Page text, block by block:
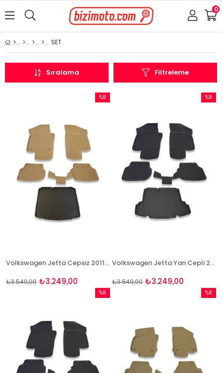
0
SET
Filtreleme
Sıralama
Volkswagen Jetta Cepsiz 2011 Ve Sonrası Bej Paspas Ve Bagaj Havuzu Seti
₺3.249,00
₺3.549,00
%8
Volkswagen Jetta Yan Cepli 2011 Ve Sonrası Paspas ve Bagaj Havuzu Seti
₺3.249,00
₺3.549,00
%8
%8
%8